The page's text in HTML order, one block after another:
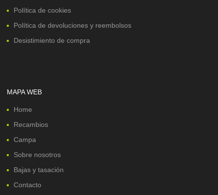
Política de cookies
Política de devoluciones y reembolsos
Desistimiento de compra
MAPA WEB
Home
Recambios
Campa
Sobre nosotros
Bajas y tasación
Contacto